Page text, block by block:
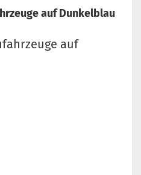
auf Dunkelblau
auf